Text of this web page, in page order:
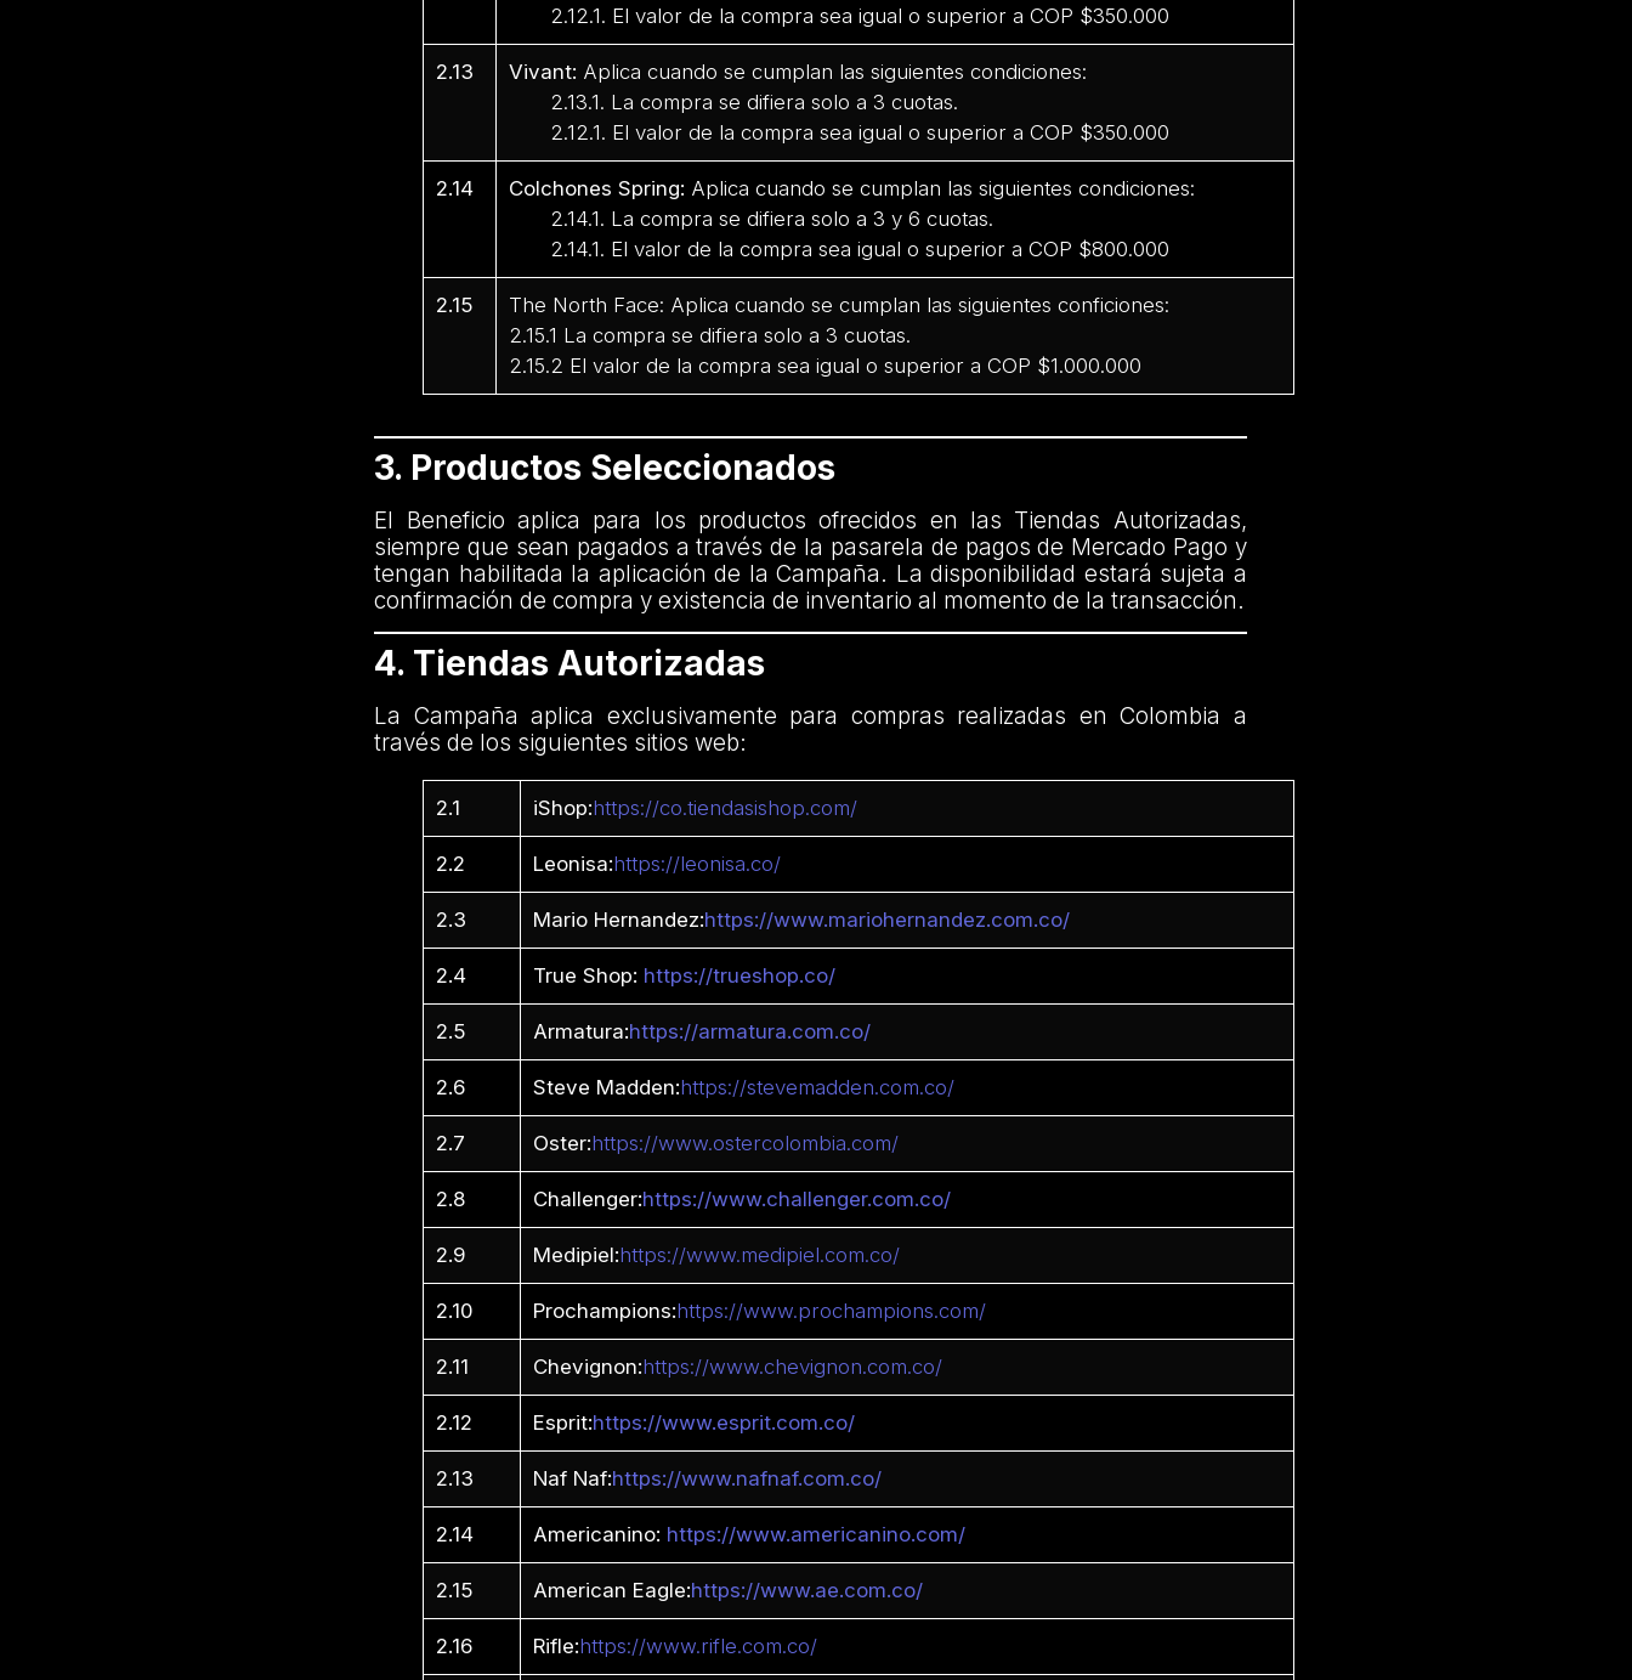
2.12.1. El valor de la compra sea igual o superior a COP $350.000
2.13 Vivant: Aplica cuando se cumplan las siguientes condiciones:
2.13.1. La compra se difiera solo a 3 cuotas.
2.12.1. El valor de la compra sea igual o superior a COP $350.000
2.14 Colchones Spring: Aplica cuando se cumplan las siguientes condiciones:
2.14.1. La compra se difiera solo a 3 y 6 cuotas.
2.14.1. El valor de la compra sea igual o superior a COP $800.000
2.15
The North Face: Aplica cuando se cumplan las siguientes conficiones:
2.15.1 La compra se difiera solo a 3 cuotas.
2.15.2 El valor de la compra sea igual o superior a COP $1.000.000
3. Productos Seleccionados
El Beneficio aplica para los productos ofrecidos en las Tiendas Autorizadas,
siempre que sean pagados a través de la pasarela de pagos de Mercado Pago y
tengan habilitada la aplicación de la Campaña. La disponibilidad estará sujeta a
confirmación de compra y existencia de inventario al momento de la transacción.
4. Tiendas Autorizadas
La Campaña aplica exclusivamente para compras realizadas en Colombia a
través de los siguientes sitios web:
2.1 iShop:https://co.tiendasishop.com/
2.2 Leonisa:https://leonisa.co/
2.3 Mario Hernandez:https://www.mariohernandez.com.co/
2.4 True Shop: https://trueshop.co/
2.5 Armatura:https://armatura.com.co/
2.6 Steve Madden:https://stevemadden.com.co/
2.7 Oster:https://www.ostercolombia.com/
2.8 Challenger:https://www.challenger.com.co/
2.9 Medipiel:https://www.medipiel.com.co/
2.10 Prochampions:https://www.prochampions.com/
2.11 Chevignon:https://www.chevignon.com.co/
2.12 Esprit:https://www.esprit.com.co/
2.13 Naf Naf:https://www.nafnaf.com.co/
2.14 Americanino: https://www.americanino.com/
2.15 American Eagle:https://www.ae.com.co/
2.16 Rifle:https://www.rifle.com.co/